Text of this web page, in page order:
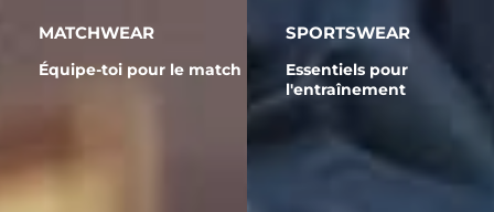
MATCHWEAR
Équipe-toi pour le match
SPORTSWEAR
Essentiels pour
l'entraînement